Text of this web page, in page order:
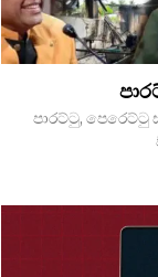
පාරට්ටු,